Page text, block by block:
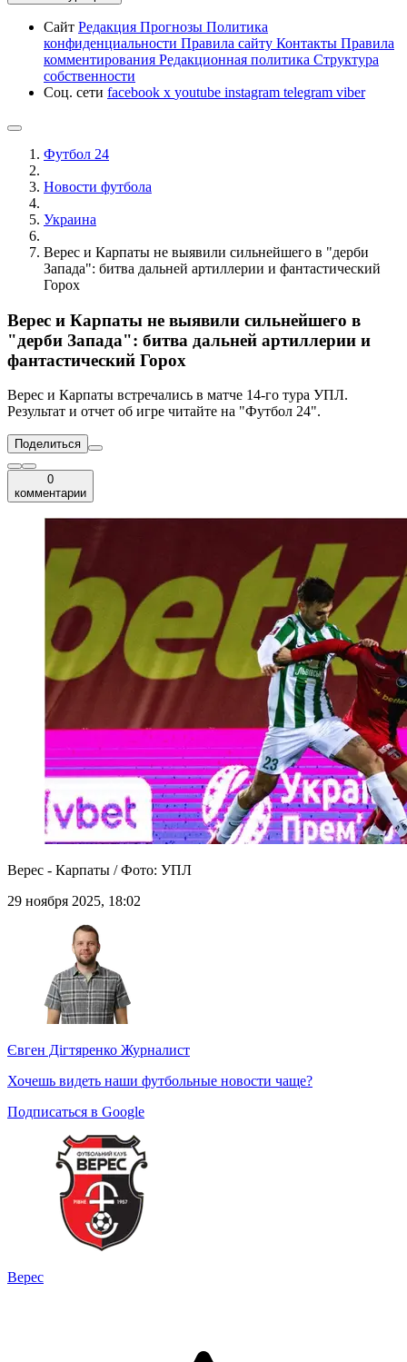
Сайт Редакция Прогнозы Политика
конфиденциальности Правила сайту Контакты Правила
комментирования Редакционная политика Структура
собственности
Соц. сети facebook x youtube instagram telegram viber
Футбол 24
Новости футбола
Украина
Верес и Карпаты не выявили сильнейшего в "дерби
Запада": битва дальней артиллерии и фантастический
Горох
Верес и Карпаты не выявили сильнейшего в
"дерби Запада": битва дальней артиллерии и
фантастический Горох
Верес и Карпаты встречались в матче 14-го тура УПЛ.
Результат и отчет об игре читайте на "Футбол 24".
Поделиться
0
комментарии
Верес - Карпаты / Фото: УПЛ
29 ноября 2025, 18:02
Євген Дігтяренко Журналист
Хочешь видеть наши футбольные новости чаще?
Подписаться в Google
Верес